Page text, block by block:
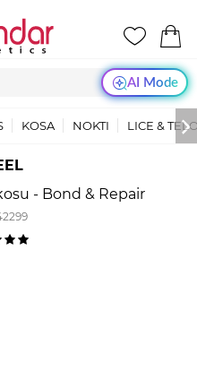
AI Mode
KOSA NOKTI LICE &
- Bond & Repair